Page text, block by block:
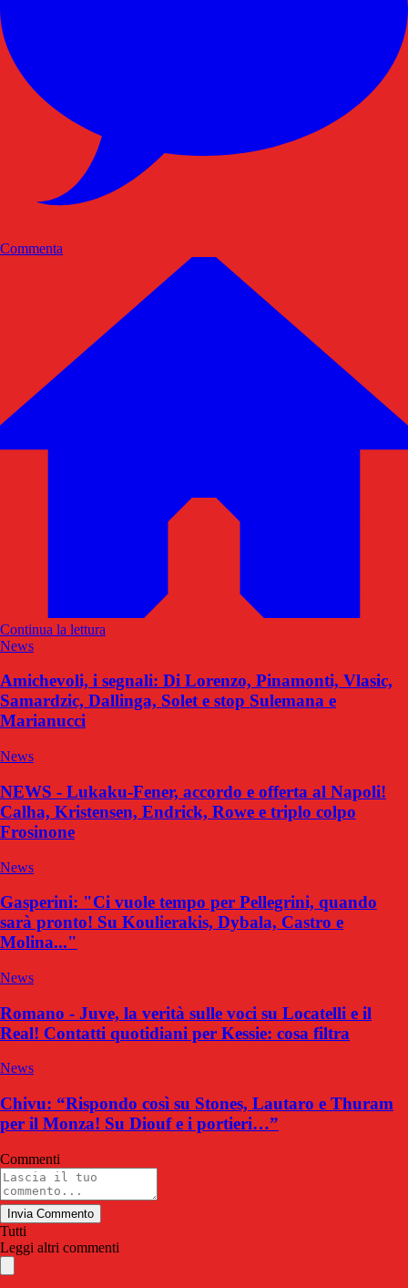
Commenta
Continua la lettura
News
Amichevoli, i segnali: Di Lorenzo, Pinamonti, Vlasic,
Samardzic, Dallinga, Solet e stop Sulemana e
Marianucci
News
NEWS - Lukaku-Fener, accordo e offerta al Napoli!
Calha, Kristensen, Endrick, Rowe e triplo colpo
Frosinone
News
Gasperini: "Ci vuole tempo per Pellegrini, quando
sarà pronto! Su Koulierakis, Dybala, Castro e
Molina..."
News
Romano - Juve, la verità sulle voci su Locatelli e il
Real! Contatti quotidiani per Kessie: cosa filtra
News
Chivu: “Rispondo così su Stones, Lautaro e Thuram
per il Monza! Su Diouf e i portieri…”
Commenti
Invia Commento
Tutti
Leggi altri commenti